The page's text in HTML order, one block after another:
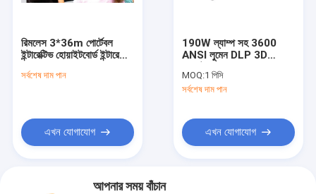
রিমলেস 3*36m পোর্টেবল
ইন্টারেক্টিভ হোয়াইটবোর্ড ইন্টারেক্টিভ
সর্বশেষ দাম পান
এখন যোগাযোগ
190W ল্যাম্প সহ 3600
ANSI লুমেন DLP 3D
ভিডিও
MOQ:1 পিসি
সর্বশেষ দাম পান
এখন যোগাযোগ
আপনার সময় বাঁচান